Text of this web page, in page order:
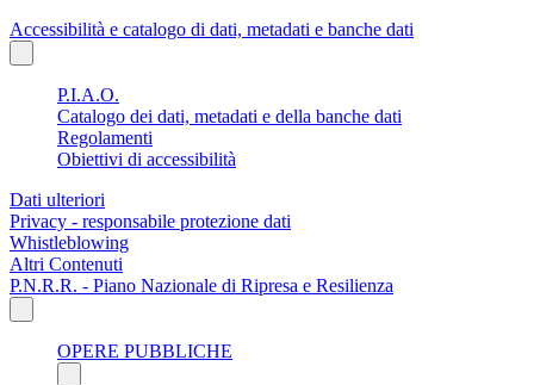
Accessibilità e catalogo di dati, metadati e banche dati
P.I.A.O.
Catalogo dei dati, metadati e della banche dati
Regolamenti
Obiettivi di accessibilità
Dati ulteriori
Privacy - responsabile protezione dati
Whistleblowing
Altri Contenuti
P.N.R.R. - Piano Nazionale di Ripresa e Resilienza
OPERE PUBBLICHE